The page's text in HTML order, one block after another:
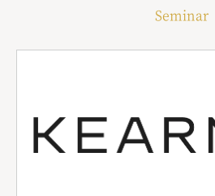
Seminar